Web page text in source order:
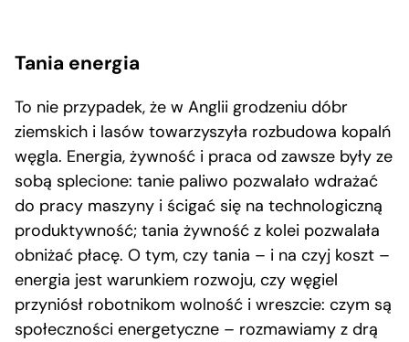
Tania energia
To nie przypadek, że w Anglii grodzeniu dóbr
ziemskich i lasów towarzyszyła rozbudowa kopalń
węgla. Energia, żywność i praca od zawsze były ze
sobą splecione: tanie paliwo pozwalało wdrażać
do pracy maszyny i ścigać się na technologiczną
produktywność; tania żywność z kolei pozwalała
obniżać płacę. O tym, czy tania – i na czyj koszt –
energia jest warunkiem rozwoju, czy węgiel
przyniósł robotnikom wolność i wreszcie: czym są
społeczności energetyczne – rozmawiamy z drą